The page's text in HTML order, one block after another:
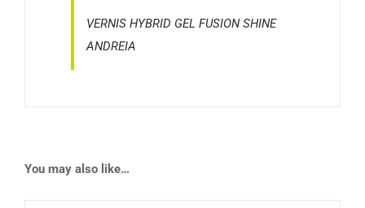
VERNIS HYBRID GEL FUSION SHINE
ANDREIA
You may also like…